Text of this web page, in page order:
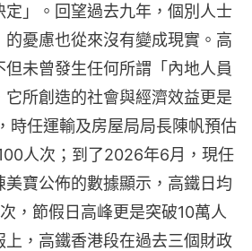
」。回望過去九年，個別人士
憂慮也從來沒有變成現實。高
未曾發生任何所謂「內地人員
所創造的社會與經濟效益更是
時任運輸及房屋局局長陳帆預估
人次；到了2026年6月，現任
寶公佈的數據顯示，高鐵日均
，節假日高峰更是突破10萬人
上，高鐵香港段在過去三個財政